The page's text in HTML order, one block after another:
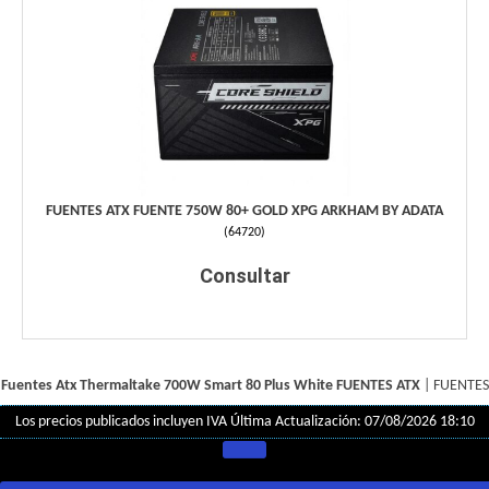
FUENTES ATX FUENTE 750W 80+ GOLD XPG ARKHAM BY ADATA
(64720)
Consultar
Fuentes Atx Thermaltake 700W Smart 80 Plus White FUENTES ATX| FUENTES
Los precios publicados incluyen IVA Última Actualización: 07/08/2026 18:10